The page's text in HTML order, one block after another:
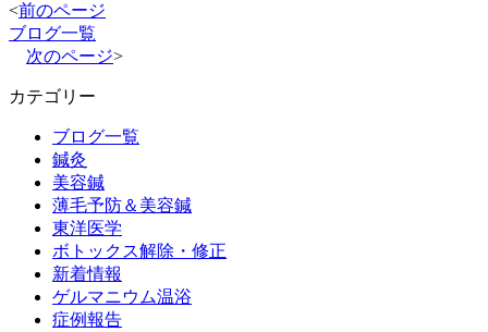
<前のページ
ブログ一覧
次のページ>
カテゴリー
ブログ一覧
鍼灸
美容鍼
薄毛予防＆美容鍼
東洋医学
ボトックス解除・修正
新着情報
ゲルマニウム温浴
症例報告